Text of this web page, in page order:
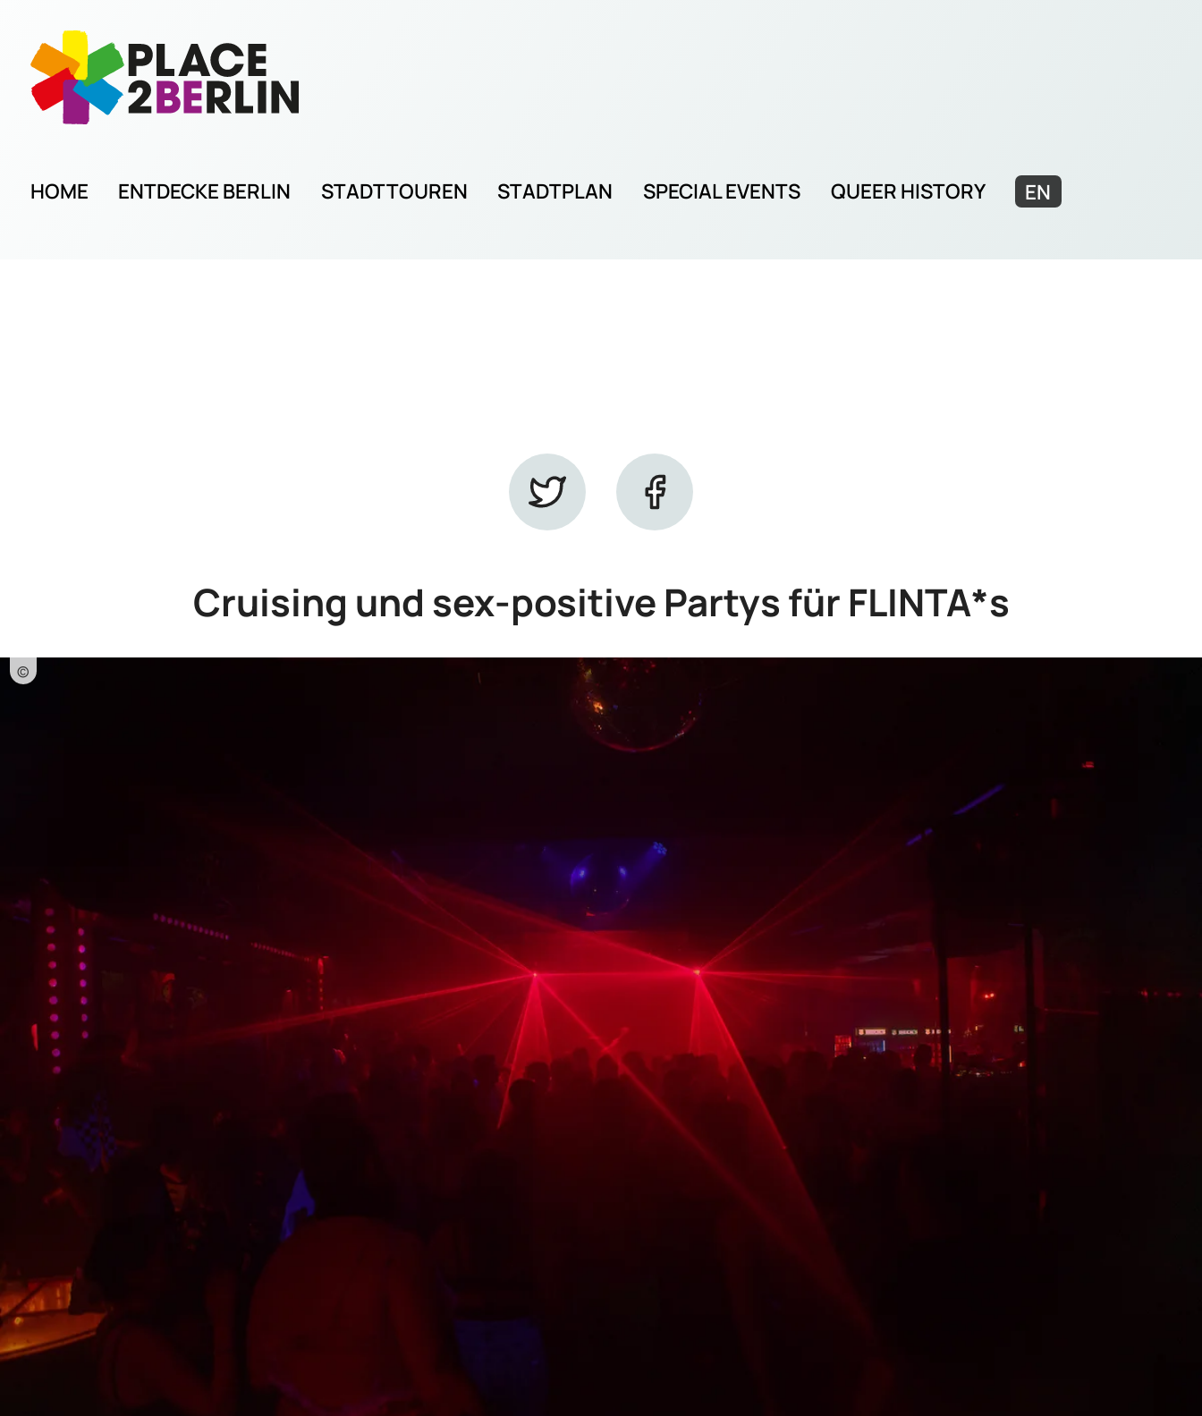
HOME ENTDECKE BERLIN STADTTOUREN STADTPLAN SPECIAL EVENTS QUEER HISTORY EN
Cruising und sex-positive Partys für FLINTA*s
©